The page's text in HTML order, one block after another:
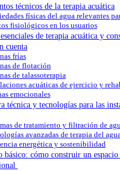
técnicos de la terapia acuática
físicas del agua relevantes
fisiológicos en los usuarios
de terapia acuática y
cuenta
frías
de flotación
de talassoterapia
acuáticas de ejercicio y
emocionales
técnica y tecnologías para las
de tratamiento y filtración de
avanzadas de terapia del
energética y sostenibilidad
básico: cómo construir un espacio